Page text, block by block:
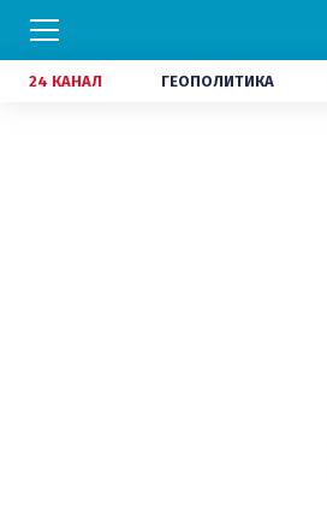
24 КАНАЛ ГЕОПОЛИТИКА